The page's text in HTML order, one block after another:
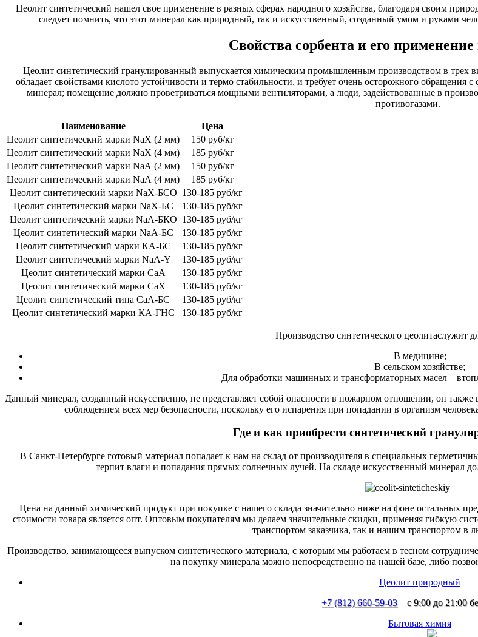
Цеолит синтетический нашел свое применение в разных сферах народного хозяйства, благодаря своим
следует помнить, что этот минерал как природный, так и искусственный, созданный умом и руками
Свойства сорбента и его
Цеолит синтетический гранулированный выпускается химическим промышленным производством в
обладает свойствами кислото устойчивости и термо стабильности, и требует очень осторожного обращения
минерал; помещение должно проветриваться мощными вентиляторами, а люди, задействованные в
противогазами.
Наименование
Цена
Цеолит синтетический марки NaX (2 мм)
150 руб/кг
Цеолит синтетический марки NaX (4 мм)
185 руб/кг
Цеолит синтетический марки NaА (2 мм)
150 руб/кг
Цеолит синтетический марки NaА (4 мм)
185 руб/кг
Цеолит синтетический марки NaХ-БСО 130-185 руб/кг
Цеолит синтетический марки NaХ-БС
130-185 руб/кг
Цеолит синтетический марки NaА-БКО 130-185 руб/кг
Цеолит синтетический марки NaA-БС
130-185 руб/кг
Цеолит синтетический марки КА-БС
130-185 руб/кг
Цеолит синтетический марки NaА-Y
130-185 руб/кг
Цеолит синтетический марки CaA
130-185 руб/кг
Цеолит синтетический марки CaХ
130-185 руб/кг
Цеолит синтетический типа CaA-БС
130-185 руб/кг
Цеолит синтетический марки КА-ГНС
130-185 руб/кг
Производство синтетического цеолитаслужит
В медицине;
В сельском хозяйстве;
Для обработки машинных и трансформаторных масел –
Данный минерал, созданный искусственно, не представляет собой опасности в пожарном отношении, он
соблюдением всех мер безопасности, поскольку его испарения при попадании в организм
Где и как приобрести синтетический
В Санкт-Петербурге готовый материал попадает к нам на склад от производителя в специальных
терпит влаги и попадания прямых солнечных лучей. На складе искусственный минерал
Цена на данный химический продукт при покупке с нашего склада значительно ниже на фоне остальных
стоимости товара является опт. Оптовым покупателям мы делаем значительные скидки, применяя гибкую
транспортом заказчика, так и нашим транспортом в
Производство, занимающееся выпуском синтетического материала, с которым мы работаем в тесном
на покупку минерала можно непосредственно на нашей базе, либо
Цеолит природный
+7 (812) 660-59-03с 9:00 до 21:00
Бытовая химия